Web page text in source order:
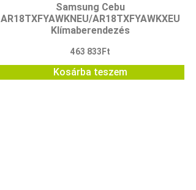
Samsung Cebu
AR18TXFYAWKNEU/AR18TXFYAWKXEU
Klímaberendezés
463 833 Ft
Kosárba teszem